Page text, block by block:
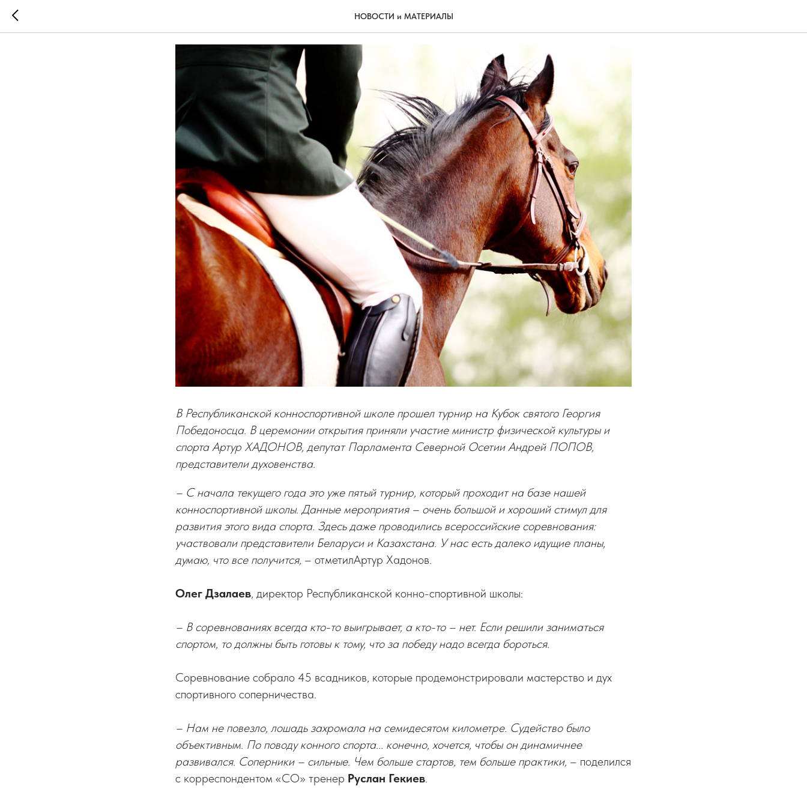
НОВОСТИ и МАТЕРИАЛЫ
В Республиканской конноспортивной школе прошел турнир на Кубок святого Георгия
Победоносца. В церемонии открытия приняли участие министр физической культуры и
спорта Артур ХАДОНОВ, депутат Парламента Северной Осетии Андрей ПОПОВ,
представители духовенства.
– С начала текущего года это уже пятый турнир, который проходит на базе нашей
конноспортивной школы. Данные мероприятия – очень большой и хороший стимул для
развития этого вида спорта. Здесь даже проводились всероссийские соревнования:
участвовали представители Беларуси и Казахстана. У нас есть далеко идущие планы,
думаю, что все получится, – отметилАртур Хадонов.
Олег Дзалаев, директор Республиканской конно-спортивной школы:
– В соревнованиях всегда кто-то выигрывает, а кто-то – нет. Если решили заниматься
спортом, то должны быть готовы к тому, что за победу надо всегда бороться.
Соревнование собрало 45 всадников, которые продемонстрировали мастерство и дух
спортивного соперничества.
– Нам не повезло, лошадь захромала на семидесятом километре. Судейство было
объективным. По поводу конного спорта... конечно, хочется, чтобы он динамичнее
развивался. Соперники – сильные. Чем больше стартов, тем больше практики, – поделился
с корреспондентом «СО» тренер Руслан Гекиев.